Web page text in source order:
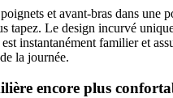
et avant-bras dans une
tapez. Le design incurvé
instantanément familier et
la journée.
encore plus